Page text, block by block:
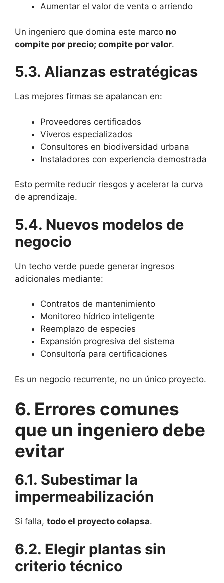
Aumentar el valor de venta o arriendo
Un ingeniero que domina este marco no
compite por precio; compite por valor.
5.3. Alianzas estratégicas
Las mejores firmas se apalancan en:
Proveedores certificados
Viveros especializados
Consultores en biodiversidad urbana
Instaladores con experiencia demostrada
Esto permite reducir riesgos y acelerar la curva
de aprendizaje.
5.4. Nuevos modelos de
negocio
Un techo verde puede generar ingresos
adicionales mediante:
Contratos de mantenimiento
Monitoreo hídrico inteligente
Reemplazo de especies
Expansión progresiva del sistema
Consultoría para certificaciones
Es un negocio recurrente, no un único proyecto.
6. Errores comunes
que un ingeniero debe
evitar
6.1. Subestimar la
impermeabilización
Si falla, todo el proyecto colapsa.
6.2. Elegir plantas sin
criterio técnico